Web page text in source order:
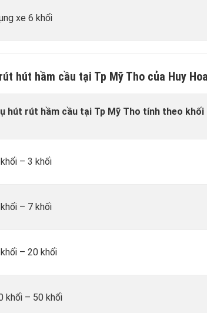
xe 6 khối
hút hầm cầu tại Tp Mỹ Tho của Huy
hút rút hầm cầu tại Tp Mỹ Tho tính theo khối
– 3 khối
– 7 khối
– 20 khối
khối – 50 khối